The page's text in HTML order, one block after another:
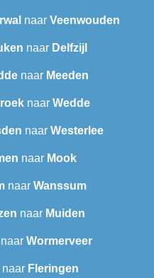
naar Veenwouden
naar Delfzijl
naar Meeden
naar Wedde
naar Westerlee
naar Mook
naar Wanssum
naar Muiden
naar Wormerveer
naar Fleringen